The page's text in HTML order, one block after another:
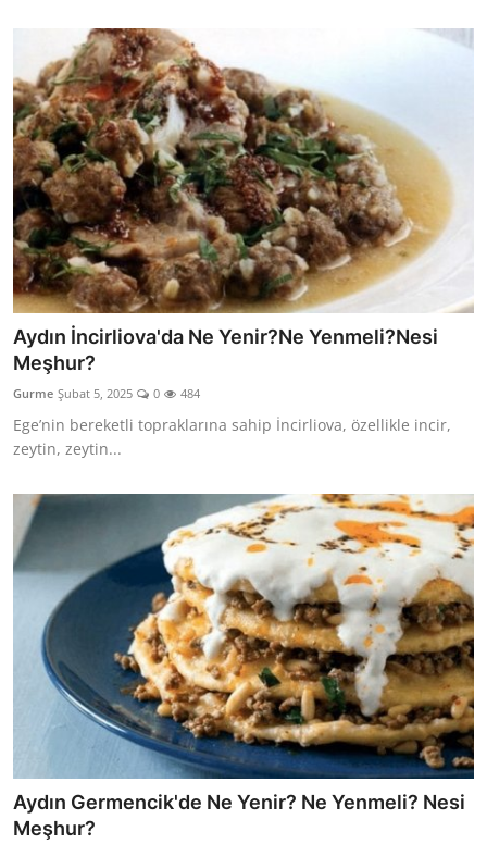
Aydın İncirliova'da Ne Yenir?Ne Yenmeli?Nesi
Meşhur?
Gurme Şubat 5, 2025 0 484
Ege’nin bereketli topraklarına sahip İncirliova, özellikle incir,
zeytin, zeytin...
Aydın Germencik'de Ne Yenir? Ne Yenmeli? Nesi
Meşhur?